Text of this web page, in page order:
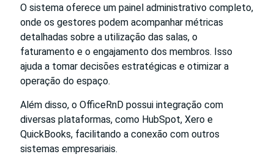
O sistema oferece um painel administrativo completo,
onde os gestores podem acompanhar métricas
detalhadas sobre a utilização das salas, o
faturamento e o engajamento dos membros. Isso
ajuda a tomar decisões estratégicas e otimizar a
operação do espaço.
Além disso, o OfficeRnD possui integração com
diversas plataformas, como HubSpot, Xero e
QuickBooks, facilitando a conexão com outros
sistemas empresariais.